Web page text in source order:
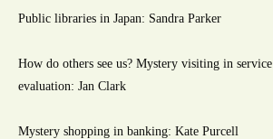
Public libraries in Japan: Sandra Parker
How do others see us? Mystery visiting in service
evaluation: Jan Clark
Mystery shopping in banking: Kate Purcell